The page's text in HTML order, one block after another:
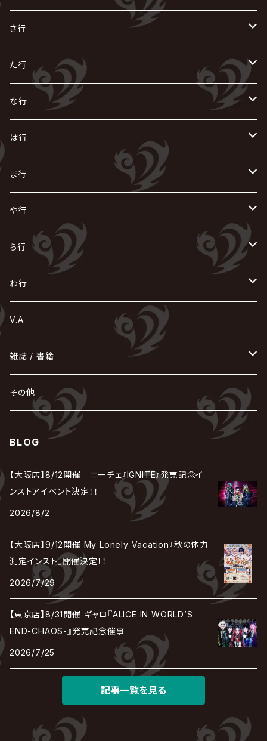
R指定
AIOLIN
浅葱 / ASAGI
Azavana
Acid Black Cherry
彩冷える -ayabie-
アリス九號. / ALICE NINE. / A9
アンティック-珈琲店-
い
IKUO
exist†trace
イビツ マル
色々な十字架
168 / 葵-168-
う
VIRGE / ヴァージュ
Waive
UCHUSENTAI:NOIZ / 宇宙戦隊NOIZ
え
ACE OF SPADES
X JAPAN
お
AURORIZE
OFIAM
か
怪人二十面奏
Kαin
CASCADE
the GazettE
GOTCHAROCKA
河村隆一
き
KISAKI
キズ
清春
KIRITO / キリト
己龍
く
Crack6
グラビティ
GREN / グレン
黒夢
け
[ kei ] / 圭
仮病
こ
GOATBED
ゴールデンボンバー
コドモドラゴン
さ行
さ
ザアザア
The THIRTEEN
さくら前線
Sadie
XANVALA
し
Zeke Deux
Z CLEAR
-真天地開闢集団-ジグザグ
Sick²
ジグソウ
シド
JAKIGAN MEISTER
Chanty
Janne Da Arc
sugar
Jupiter
JILUKA
す
Z CLEAR
超ジャシー
Scarlet Valse
SCAPEGOAT
SPLENDID GOD GIRAFFE
SLAPSLY / CHIYU
せ
ゼラ
零[Hz]
そ
SOPHIA
ZOMBIE / ぞんび
た行
た
DASEIN
DAIGO
TAKURO
DazzlingBAD
DADAROMA
逹瑯
DAVID / SUI / 縁
DALLE
DARRELL
ち
CHAQLA.
つ
て
D
DIAURA
DIR EN GREY
DEXCORE
TAKE NO BREAK
DEZERT
deadman
DEVILOOF
DuelJewel
D'ERLANGER
と
東京花嫁
Tourbillon
な行
な
NIGHTMARE
NAZARE
に
NiEL
NICOLAS
ぬ
nurié
ね
NETH PRIERE CAIN
NEVERLAND
の
NoGoD
NOCTURNAL BLOODLUST
は行
は
heidi.
H.U.G
BUCK-TICK
花見桜こうき
薔薇の宮殿
BAROQUE
ひ
HERO
美炎-BIEN-
hide with Spread Beaver / hide
HIDE-ZOU
ビバラッシュ
ふ
Far East Dizain
Fatüm
Blu-BiLLioN
BULL ZEICHEN 88
BULL FIELD
BREAKERZ
BLAZE
へ
BabyKingdom
THE BEETHOVEN
The Benjamin
ほ
POIDOL
HOLLOWGRAM
ま行
ま
THE MICRO HEAD 4N'S
MAO / マオ from SID
MUSCLE ATTACK
マツタケワークス
摩天楼オペラ
THE MADNA
MAMA.
まみれた / MAMIRETA
MALICE MIZER
み
未完成アリス
ミスイ
MIYAVI
む
MUCC / ムック
め
メトロノーム
MERRY / メリー
も
THE MORTAL
最上川司
や行
や
ヤミテラ / 外道反逆者ヤミテラ
ゆ
YUKIYA / 藤田幸也
ユナイト
よ
ら行
ら
rice
Rides In ReVellion
Luv PARADE
LAB.THE BASEMENT / ラボ ザ ベヰスメント
り
Leetspeak monsters
Ricky
LEZARD
LIBRAVEL / リブラヴェル
Lill
る
Ruiza
LUNA SEA
れ
0.1gの誤算
the Raid.
REIGN
RAZOR
LSN / The LEGENDARY SIX NINE
Royz
Rorschach.inc
ロマン急行
わ行
わ
wyse
我が為
V.A.
雑誌 / 書籍
hévn
ROCK AND READ
その他
BLOG
【大阪店】8/12開催 ニーチェ『IGNITE』発売記念イ
ンストアイベント決定！！
2026/8/2
【大阪店】9/12開催 My Lonely Vacation『秋の体力
測定インスト』開催決定！！
2026/7/29
【東京店】8/31開催 ギャロ『ALICE IN WORLD’S
END-CHAOS-』発売記念催事
2026/7/25
記事一覧を見る